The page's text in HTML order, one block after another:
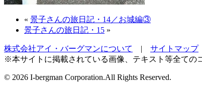
« 景子さんの旅日記・14／お城編③
景子さんの旅日記・15 »
株式会社アイ・バーグマンについて | サイトマップ
※本サイトに掲載されている画像、テキスト等全ての
© 2026 I-bergman Corporation.All Rights Reserved.